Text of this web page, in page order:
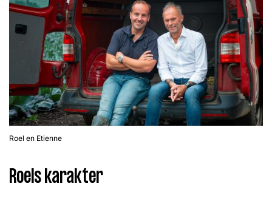
Roel en Etienne
Roels karakter